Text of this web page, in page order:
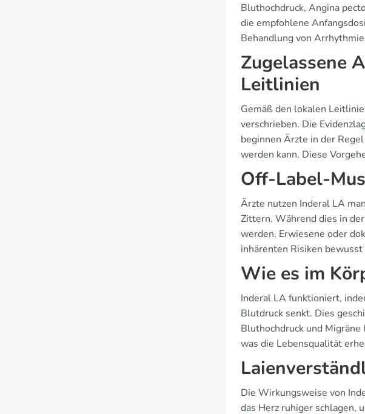
Bluthochdruck, Angina
die empfohlene
Behandlung von
Zugelassene
Leitlinien
Gemäß den lokalen
verschrieben. Die
beginnen Ärzte in der
werden kann. Diese
Off-Label-
Ärzte nutzen Inderal LA
Zittern. Während dies in
werden. Erwiesene oder
inhärenten Risiken bewusst
Wie es im
Inderal LA funktioniert,
Blutdruck senkt. Dies
Bluthochdruck und
was die Lebensqualität
Die Wirkungsweise von
das Herz ruhiger schlagen,